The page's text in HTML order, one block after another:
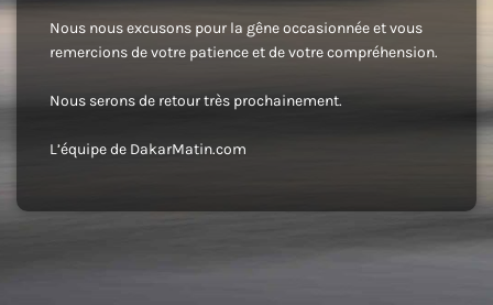
Nous nous excusons pour la gêne occasionnée et vous
remercions de votre patience et de votre compréhension.
Nous serons de retour très prochainement.
L’équipe de DakarMatin.com